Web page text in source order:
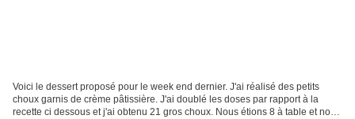
Voici le dessert proposé pour le week end dernier. J'ai réalisé des petits
choux garnis de crème pâtissière. J'ai doublé les doses par rapport à la
recette ci dessous et j'ai obtenu 21 gros choux. Nous étions 8 à table et nous